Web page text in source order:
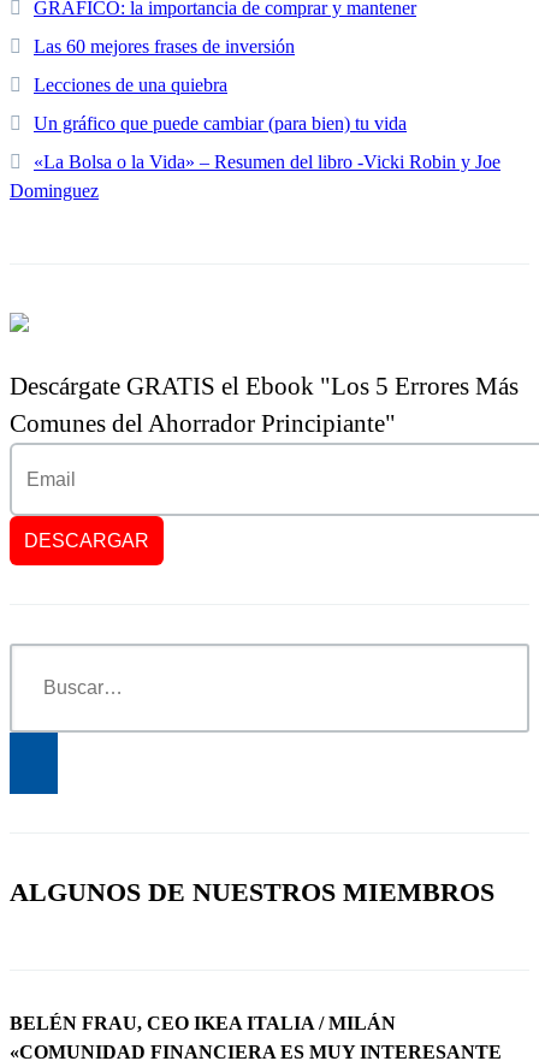
GRÁFICO: la importancia de comprar y mantener
Las 60 mejores frases de inversión
Lecciones de una quiebra
Un gráfico que puede cambiar (para bien) tu vida
«La Bolsa o la Vida» – Resumen del libro -Vicki Robin y Joe
Dominguez
Descárgate GRATIS el Ebook "Los 5 Errores Más
Comunes del Ahorrador Principiante"
ALGUNOS DE NUESTROS MIEMBROS
BELÉN FRAU, CEO IKEA ITALIA / MILÁN
«COMUNIDAD FINANCIERA ES MUY INTERESANTE